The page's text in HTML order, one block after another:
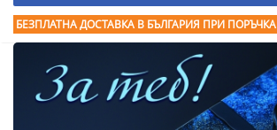
БЕЗПЛАТНА ДОСТАВКА В БЪЛГАРИЯ ПРИ ПОРЪЧКА